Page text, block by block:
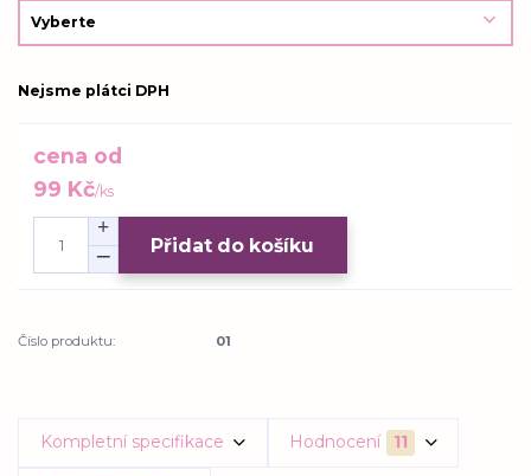
Nejsme plátci DPH
cena od
99 Kč/ks
Přidat do košíku
Číslo produktu: 01
Kompletní specifikace Hodnocení 11